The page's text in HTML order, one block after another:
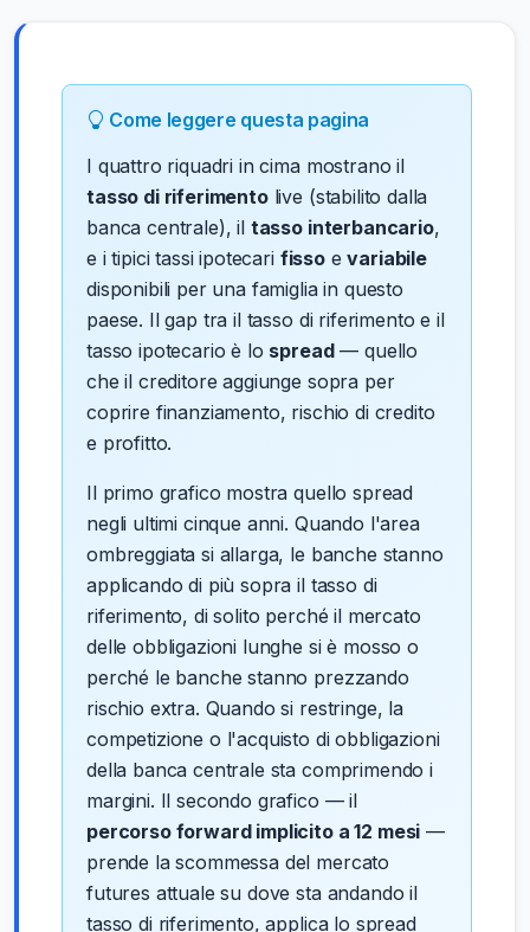
Come leggere questa pagina
I quattro riquadri in cima mostrano il
tasso di riferimentolive (stabilito dalla
banca centrale), il tasso interbancario,
e i tipici tassi ipotecari fissoevariabile
disponibili per una famiglia in questo
paese. Il gap tra il tasso di riferimento e il
tasso ipotecario è lo spread— quello
che il creditore aggiunge sopra per
coprire finanziamento, rischio di credito
e profitto.
Il primo grafico mostra quello spread
negli ultimi cinque anni. Quando l'area
ombreggiata si allarga, le banche stanno
applicando di più sopra il tasso di
riferimento, di solito perché il mercato
delle obbligazioni lunghe si è mosso o
perché le banche stanno prezzando
rischio extra. Quando si restringe, la
competizione o l'acquisto di obbligazioni
della banca centrale sta comprimendo i
margini. Il secondo grafico — il
percorso forward implicito a 12 mesi —
prende la scommessa del mercato
futures attuale su dove sta andando il
tasso di riferimento, applica lo spread